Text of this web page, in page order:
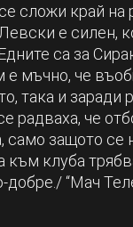
сложи край на
е силен,
са за
е мъчно, че
така и заради
радваха, че
само защото се
към клуба
добре./ “Мач